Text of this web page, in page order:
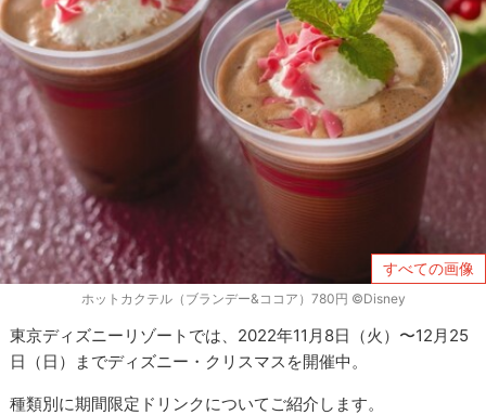
すべての画像
ホットカクテル（ブランデー&ココア）780円 ©Disney
東京ディズニーリゾートでは、2022年11月8日（火）〜12月25
日（日）までディズニー・クリスマスを開催中。
種類別に期間限定ドリンクについてご紹介します。